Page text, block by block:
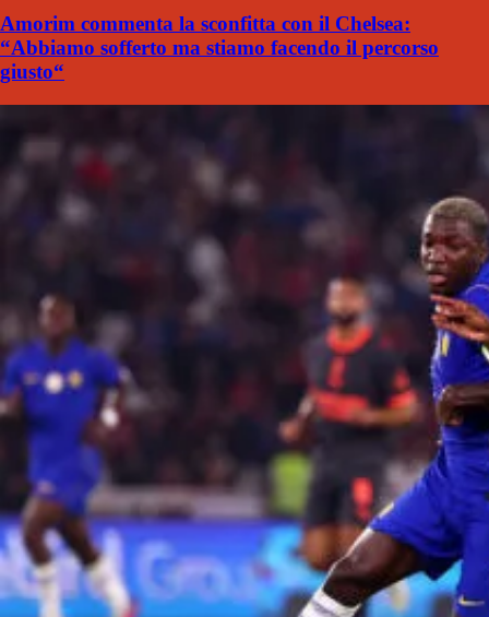
Amorim commenta la sconfitta con il Chelsea:
“Abbiamo sofferto ma stiamo facendo il percorso
giusto“